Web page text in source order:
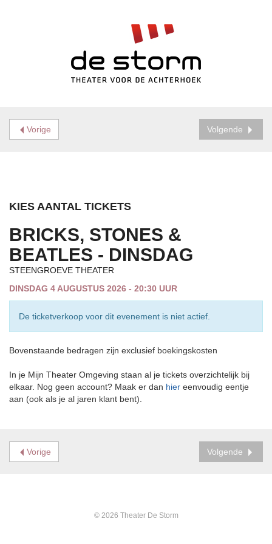
Vorige Volgende
KIES AANTAL TICKETS
BRICKS, STONES &
BEATLES - DINSDAG
STEENGROEVE THEATER
DINSDAG 4 AUGUSTUS 2026 - 20:30 UUR
De ticketverkoop voor dit evenement is niet actief.
Bovenstaande bedragen zijn exclusief boekingskosten
In je Mijn Theater Omgeving staan al je tickets overzichtelijk bij
elkaar. Nog geen account? Maak er dan hier eenvoudig eentje
aan (ook als je al jaren klant bent).
Vorige Volgende
© 2026 Theater De Storm